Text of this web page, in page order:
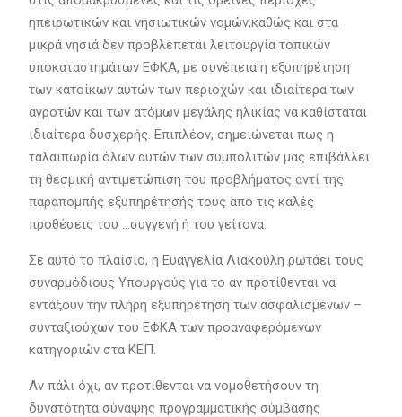
ηπειρωτικών και νησιωτικών νομών,καθώς και στα
μικρά νησιά δεν προβλέπεται λειτουργία τοπικών
υποκαταστημάτων ΕΦΚΑ, με συνέπεια η εξυπηρέτηση
των κατοίκων αυτών των περιοχών και ιδιαίτερα των
αγροτών και των ατόμων μεγάλης ηλικίας να καθίσταται
ιδιαίτερα δυσχερής. Επιπλέον, σημειώνεται πως η
ταλαιπωρία όλων αυτών των συμπολιτών μας επιβάλλει
τη θεσμική αντιμετώπιση του προβλήματος αντί της
παραπομπής εξυπηρέτησής τους από τις καλές
προθέσεις του …συγγενή ή του γείτονα.
Σε αυτό το πλαίσιο, η Ευαγγελία Λιακούλη ρωτάει τους
συναρμόδιους Υπουργούς για το αν προτίθενται να
εντάξουν την πλήρη εξυπηρέτηση των ασφαλισμένων –
συνταξιούχων του ΕΦΚΑ των προαναφερόμενων
κατηγοριών στα ΚΕΠ.
Αν πάλι όχι, αν προτίθενται να νομοθετήσουν τη
δυνατότητα σύναψης προγραμματικής σύμβασης